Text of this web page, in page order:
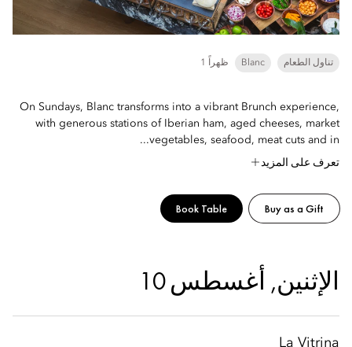
تناول الطعام Blanc 1 ظهراً
On Sundays, Blanc transforms into a vibrant Brunch experience,
with generous stations of Iberian ham, aged cheeses, market
vegetables, seafood, meat cuts and in...
تعرف على المزيد
Buy as a Gift
Book Table
الإثنين, أغسطس 10
La Vitrina